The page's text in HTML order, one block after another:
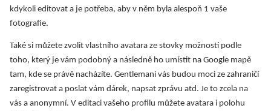
kdykoli editovat a je potřeba, aby v něm byla alespoň 1 vaše
fotografie.
Také si můžete zvolit vlastního avatara ze stovky možností podle
toho, který je vám podobný a následně ho umístit na Google mapě
tam, kde se právě nacházíte. Gentlemani vás budou moci ze zahraničí
zaregistrovat a poslat vám dárek, napsat zprávu atd. Je to zcela na
vás a anonymní. V editaci vašeho profilu můžete avatara i polohu